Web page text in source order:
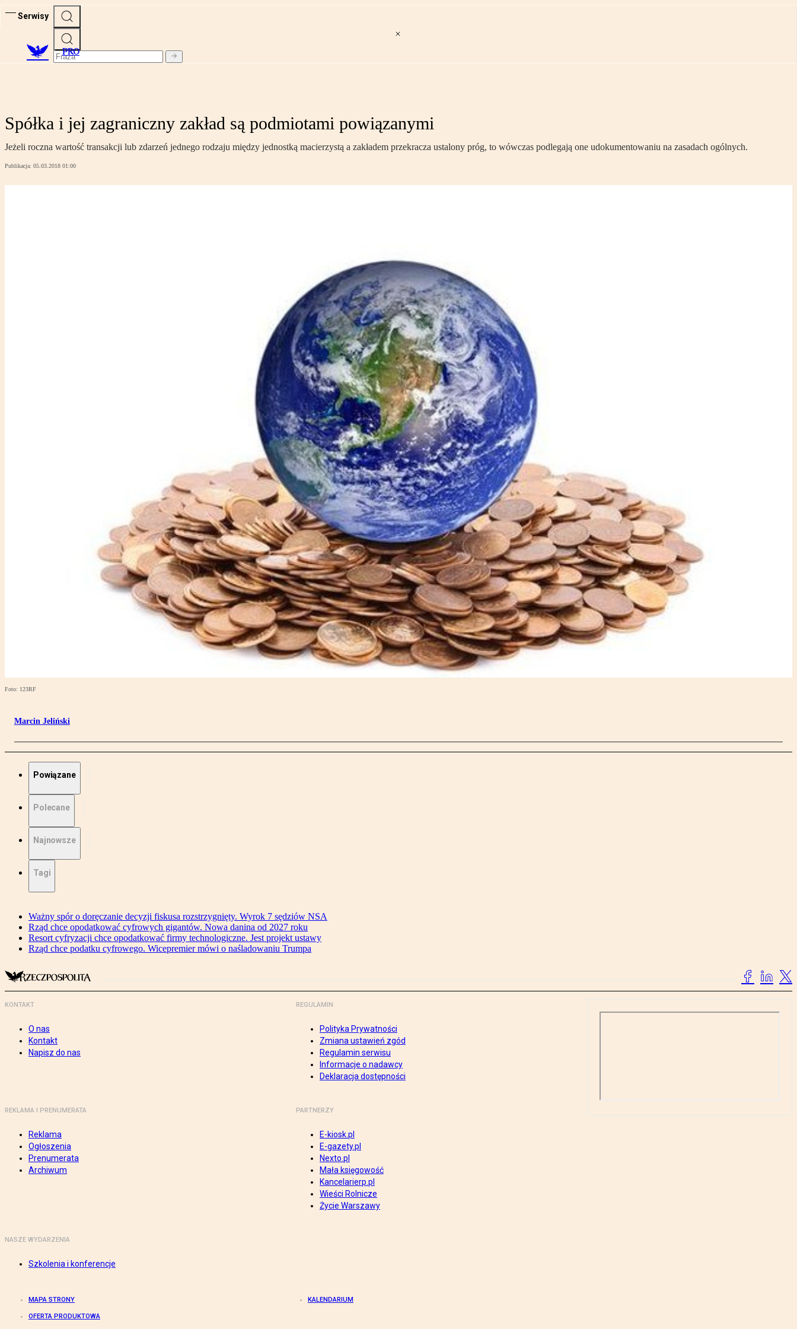
Serwisy
PRO
Spółka i jej zagraniczny zakład są podmiotami powiązanymi
Jeżeli roczna wartość transakcji lub zdarzeń jednego rodzaju między jednostką macierzystą a zakładem przekracza ustalony próg, to wówczas podlegają one udokumentowaniu na zasadach ogólnych.
Publikacja: 05.03.2018 01:00
Foto: 123RF
Marcin Jeliński
Powiązane
Polecane
Najnowsze
Tagi
Ważny spór o doręczanie decyzji fiskusa rozstrzygnięty. Wyrok 7 sędziów NSA
Rząd chce opodatkować cyfrowych gigantów. Nowa danina od 2027 roku
Resort cyfryzacji chce opodatkować firmy technologiczne. Jest projekt ustawy
Rząd chce podatku cyfrowego. Wicepremier mówi o naśladowaniu Trumpa
KONTAKT
O nas
Kontakt
Napisz do nas
REGULAMIN
Polityka Prywatności
Zmiana ustawień zgód
Regulamin serwisu
Informacje o nadawcy
Deklaracja dostępności
REKLAMA I PRENUMERATA
Reklama
Ogłoszenia
Prenumerata
Archiwum
PARTNERZY
E-kiosk.pl
E-gazety.pl
Nexto.pl
Mała księgowość
Kancelarierp.pl
Wieści Rolnicze
Życie Warszawy
NASZE WYDARZENIA
Szkolenia i konferencje
MAPA STRONY KALENDARIUM
OFERTA PRODUKTOWA